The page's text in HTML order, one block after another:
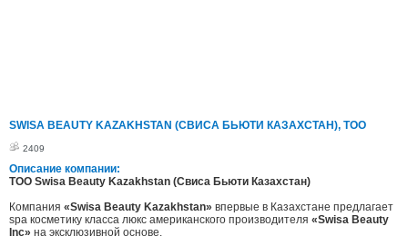
SWISA BEAUTY KAZAKHSTAN (СВИСА БЬЮТИ КАЗАХСТАН), ТОО
2409
Описание компании:
ТОО Swisa Beauty Kazakhstan (Свиса Бьюти Казахстан)
Компания «Swisa Beauty Kazakhstan» впервые в Казахстане предлагает
spa косметику класса люкс американского производителя «Swisa Beauty
Inc» на эксклюзивной основе.